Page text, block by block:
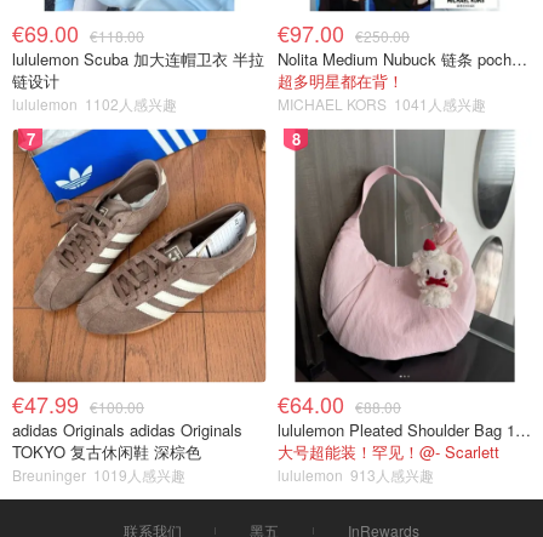
€69.00 €118.00
lululemon Scuba 加大连帽卫衣 半拉
链设计
lululemon 1102人感兴趣
€97.00 €250.00
Nolita Medium Nubuck 链条 pochette
超多明星都在背！
MICHAEL KORS 1041人感兴趣
7
€47.99 €100.00
adidas Originals adidas Originals
TOKYO 复古休闲鞋 深棕色
Breuninger 1019人感兴趣
8
€64.00 €88.00
lululemon Pleated Shoulder Bag 10L 单肩包
大号超能装！罕见！@- Scarlett
lululemon 913人感兴趣
联系我们 黑五 InRewards